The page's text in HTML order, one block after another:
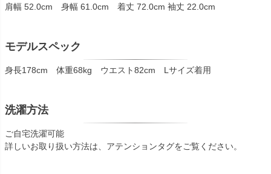
肩幅 52.0cm 身幅 61.0cm 着丈 72.0cm 袖丈 22.0cm
モデルスペック
身長178cm 体重68kg ウエスト82cm Lサイズ着用
洗濯方法
ご自宅洗濯可能
詳しいお取り扱い方法は、アテンションタグをご覧ください。